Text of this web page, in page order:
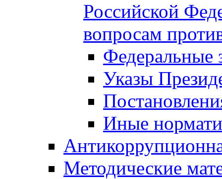
Российской
вопросам
Федеральные
Указы
Иные
Методические